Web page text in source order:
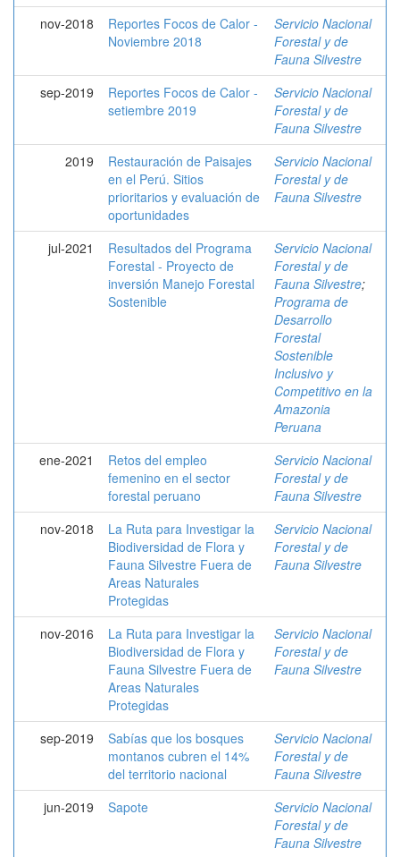
nov-2018
Reportes Focos de Calor -
Noviembre 2018
Servicio Nacional
Forestal y de
Fauna Silvestre
sep-2019
Reportes Focos de Calor -
setiembre 2019
Servicio Nacional
Forestal y de
Fauna Silvestre
2019
Restauración de Paisajes
en el Perú. Sitios
prioritarios y evaluación de
oportunidades
Servicio Nacional
Forestal y de
Fauna Silvestre
jul-2021
Resultados del Programa
Forestal - Proyecto de
inversión Manejo Forestal
Sostenible
Servicio Nacional
Forestal y de
Fauna Silvestre;
Programa de
Desarrollo
Forestal
Sostenible
Inclusivo y
Competitivo en la
Amazonia
Peruana
ene-2021
Retos del empleo
femenino en el sector
forestal peruano
Servicio Nacional
Forestal y de
Fauna Silvestre
nov-2018
La Ruta para Investigar la
Biodiversidad de Flora y
Fauna Silvestre Fuera de
Areas Naturales
Protegidas
Servicio Nacional
Forestal y de
Fauna Silvestre
nov-2016
La Ruta para Investigar la
Biodiversidad de Flora y
Fauna Silvestre Fuera de
Areas Naturales
Protegidas
Servicio Nacional
Forestal y de
Fauna Silvestre
sep-2019
Sabías que los bosques
montanos cubren el 14%
del territorio nacional
Servicio Nacional
Forestal y de
Fauna Silvestre
jun-2019
Sapote
Servicio Nacional
Forestal y de
Fauna Silvestre